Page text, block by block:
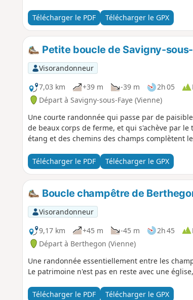
Télécharger le PDF Télécharger le GPX
Petite boucle de Savigny-
Visorandonneur
7,03 km
+39 m -39 m 2h 05
Départ à Savigny-sous-Faye (Vienne)
Une courte randonnée qui passe par de
de beaux corps de ferme, et qui s'achève par
étang et des chemins des champs complètent
Télécharger le PDF Télécharger le GPX
Boucle champêtre de
Visorandonneur
9,17 km
+45 m -45 m 2h 45
Départ à Berthegon (Vienne)
Une randonnée essentiellement entre les
Le patrimoine n'est pas en reste avec une
Télécharger le PDF Télécharger le GPX